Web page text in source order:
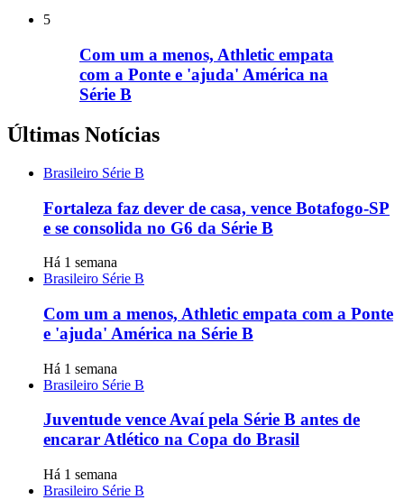
5
Com um a menos, Athletic empata
com a Ponte e 'ajuda' América na
Série B
Últimas Notícias
Brasileiro Série B
Fortaleza faz dever de casa, vence Botafogo-SP
e se consolida no G6 da Série B
Há 1 semana
Brasileiro Série B
Com um a menos, Athletic empata com a Ponte
e 'ajuda' América na Série B
Há 1 semana
Brasileiro Série B
Juventude vence Avaí pela Série B antes de
encarar Atlético na Copa do Brasil
Há 1 semana
Brasileiro Série B